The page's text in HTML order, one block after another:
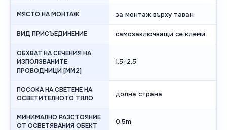
МЯСТО НА МОНТАЖ за монтаж върху таван
ВИД ПРИСЪЕДИНЕНИЕ самозаключващи се клеми
ОБХВАТ НА СЕЧЕНИЯ НА
ИЗПОЛЗВАНИТЕ
ПРОВОДНИЦИ [MM2]
1.5÷2.5
ПОСОКА НА СВЕТЕНЕ НА
ОСВЕТИТЕЛНОТО ТЯЛО
долна страна
МИНИМАЛНО РАЗСТОЯНИЕ
ОТ ОСВЕТЯВАНИЯ ОБЕКТ
0.5m